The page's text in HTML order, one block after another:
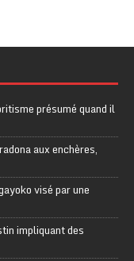
présumé quand il
aux enchères,
visé par une
impliquant des